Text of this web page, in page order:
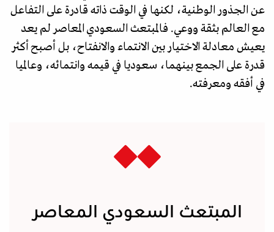
عن الجذور الوطنية، لكنها في الوقت ذاته قادرة على التفاعل
مع العالم بثقة ووعي. فالمبتعث السعودي المعاصر لم يعد
يعيش معادلة الاختيار بين الانتماء والانفتاح، بل أصبح أكثر
قدرة على الجمع بينهما، سعوديا في قيمه وانتمائه، وعالميا
في أفقه ومعرفته.
المبتعث السعودي المعاصر